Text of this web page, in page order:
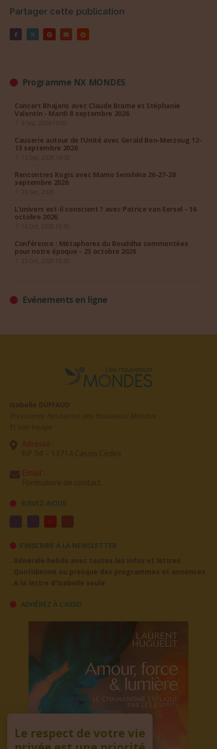
Partager cette publication
Programme NX MONDES
Concert Bhajans avec Claude Brame et Stéphanie
Valentin - Mardi 8 septembre 2026
Causerie autour de l’Unité avec Gerald Ben-Merzoug 12-
13 septembre 2026
Rencontres Kogis avec Mamo Senshina 26-27-28
septembre 2026
L’univers est-il conscient ? avec Patrice van Eersel - 16
octobre 2026
Conférence : Métaphores du Bouddha commentées
pour notre époque - 23 octobre 2026
Evénements en ligne
Adresse :
Email :
SUIVEZ-NOUS
S'INSCRIRE À LA NEWSLETTER
ADHÉREZ À L'ASSO
Le respect de votre vie